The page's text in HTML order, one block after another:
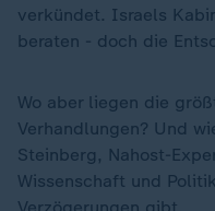
verkündet. Israels
beraten - doch die
Wo aber liegen die
Verhandlungen? Und
Steinberg, Nahost-
Wissenschaft und